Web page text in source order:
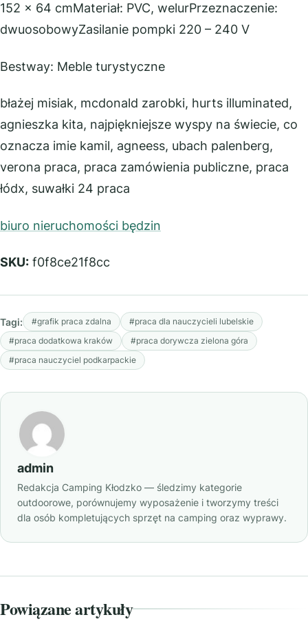
152 x 64 cmMateriał: PVC, welurPrzeznaczenie:
dwuosobowyZasilanie pompki 220 – 240 V
Bestway: Meble turystyczne
błażej misiak, mcdonald zarobki, hurts illuminated,
agnieszka kita, najpiękniejsze wyspy na świecie, co
oznacza imie kamil, agneess, ubach palenberg,
verona praca, praca zamówienia publiczne, praca
łódx, suwałki 24 praca
biuro nieruchomości będzin
SKU: f0f8ce21f8cc
Tagi: #grafik praca zdalna
#praca dla nauczycieli lubelskie
#praca dodatkowa kraków
#praca dorywcza zielona góra
#praca nauczyciel podkarpackie
admin
Redakcja Camping Kłodzko — śledzimy kategorie
outdoorowe, porównujemy wyposażenie i tworzymy treści
dla osób kompletujących sprzęt na camping oraz wyprawy.
Powiązane artykuły